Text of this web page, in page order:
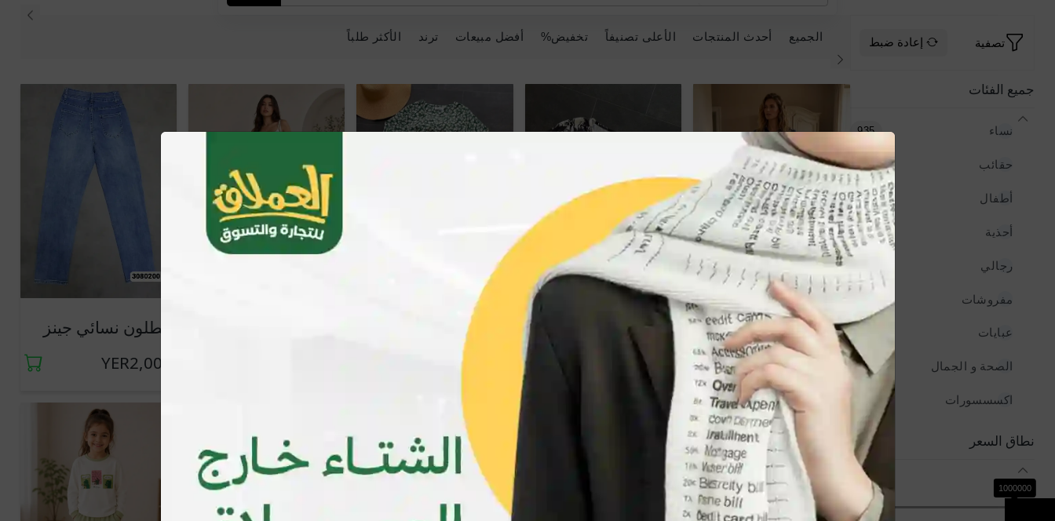
تصفية
جميع الفئات
نساء 935
حقائب 935
أطفال 935
أحذية 935
رجالي
مفروشات
عبايات
الصحة و الجمال 935
اكسسسورات 935
نطاق السعر
1000000
الجميع أحدث المنتجات الأعلى تصنيفاً تخفيض% أفضل مبيعات ترند الأكثر طلباً
فستان نسائي طويل
YER1,500
فستان نسائي قصير
YER1,500
فستان نسائي قصير
YER1,500
بنطلون نسائي جينز
YER2,000